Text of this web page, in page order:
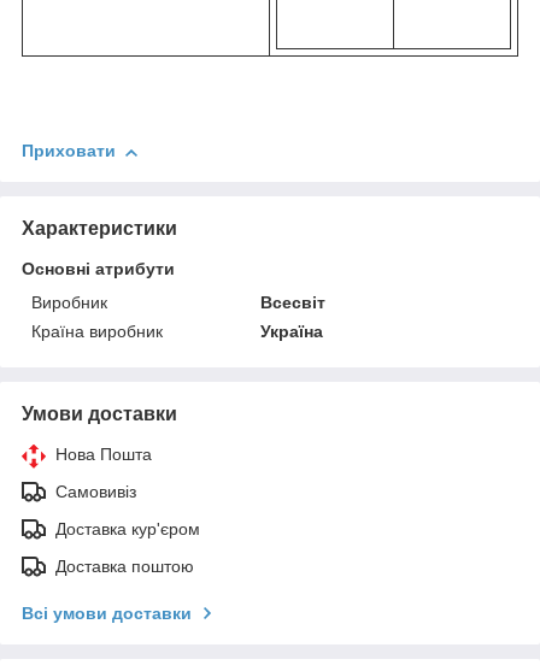
Приховати
Характеристики
Основні атрибути
Виробник
Всесвіт
Країна виробник
Україна
Умови доставки
Нова Пошта
Самовивіз
Доставка кур'єром
Доставка поштою
Всі умови доставки